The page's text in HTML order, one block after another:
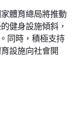
體育總局將推動
健身設施傾斜，
同時，積極支持
設施向社會開